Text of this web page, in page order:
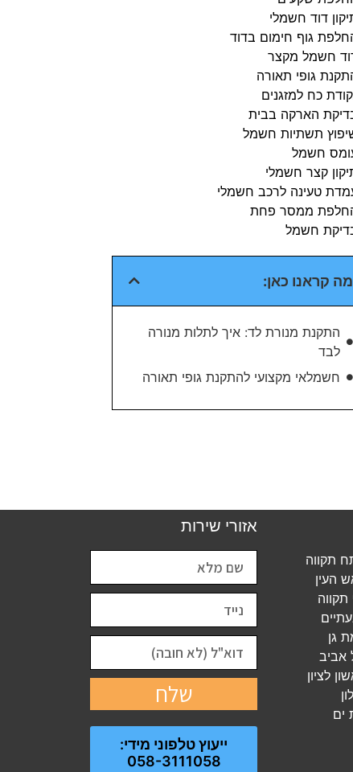
דוד חשמלי
גוף חימום בדוד
חשמל מקצר
גופי תאורה
כח למזגנים
הארקה בבית​
תשתיות חשמל​
חשמל​
קצר חשמלי​
טעינה לרכב חשמלי​
ממסר פחת​
חשמל​
מה קראנו כאן:
התקנת מנורת לד: איך לתלות מנורה
לבד
חשמלאי מקצועי להתקנת גופי תאורה
תקווה
העין
גן
אביב
לציון
ים
אזורי שירות
שלח
ייעוץ טלפוני מידי:
058-3111058